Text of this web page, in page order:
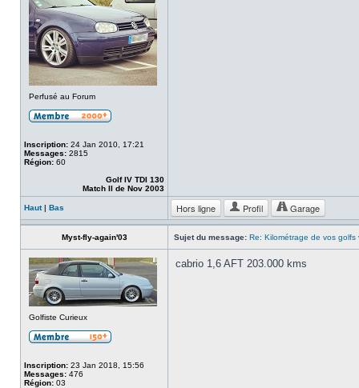
Perfusé au Forum
Inscription: 24 Jan 2010, 17:21
Messages: 2815
Région: 60
Golf IV TDI 130
Match II de Nov 2003
Haut| Bas Hors ligne Profil Garage
Myst-fly-again'03 Sujet du message: Re: Kilométrage de vos golfs
Golfiste Curieux
Inscription: 23 Jan 2018, 15:56
Messages: 476
Région: 03
cabrio 1,6 AFT 203.000 kms